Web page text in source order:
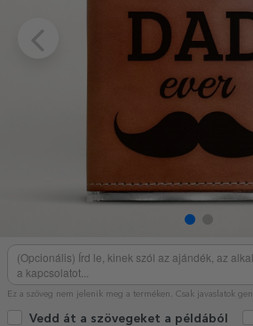
Ez a szöveg nem jelenik meg a terméken. Csak javaslatok
Vedd át a szövegeket a példából